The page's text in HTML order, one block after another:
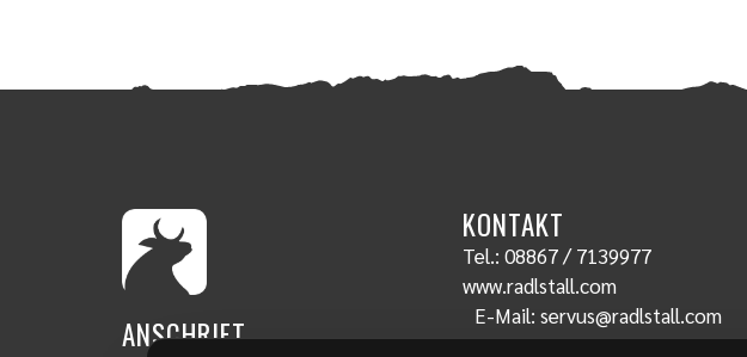
ANSCHRIFT
KONTAKT
Tel.: 08867 / 7139977
www.radlstall.com
E-Mail: servus@radlstall.com